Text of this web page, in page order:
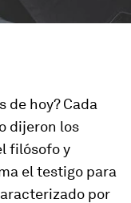
de hoy? Cada
dijeron los
filósofo y
el testigo para
por